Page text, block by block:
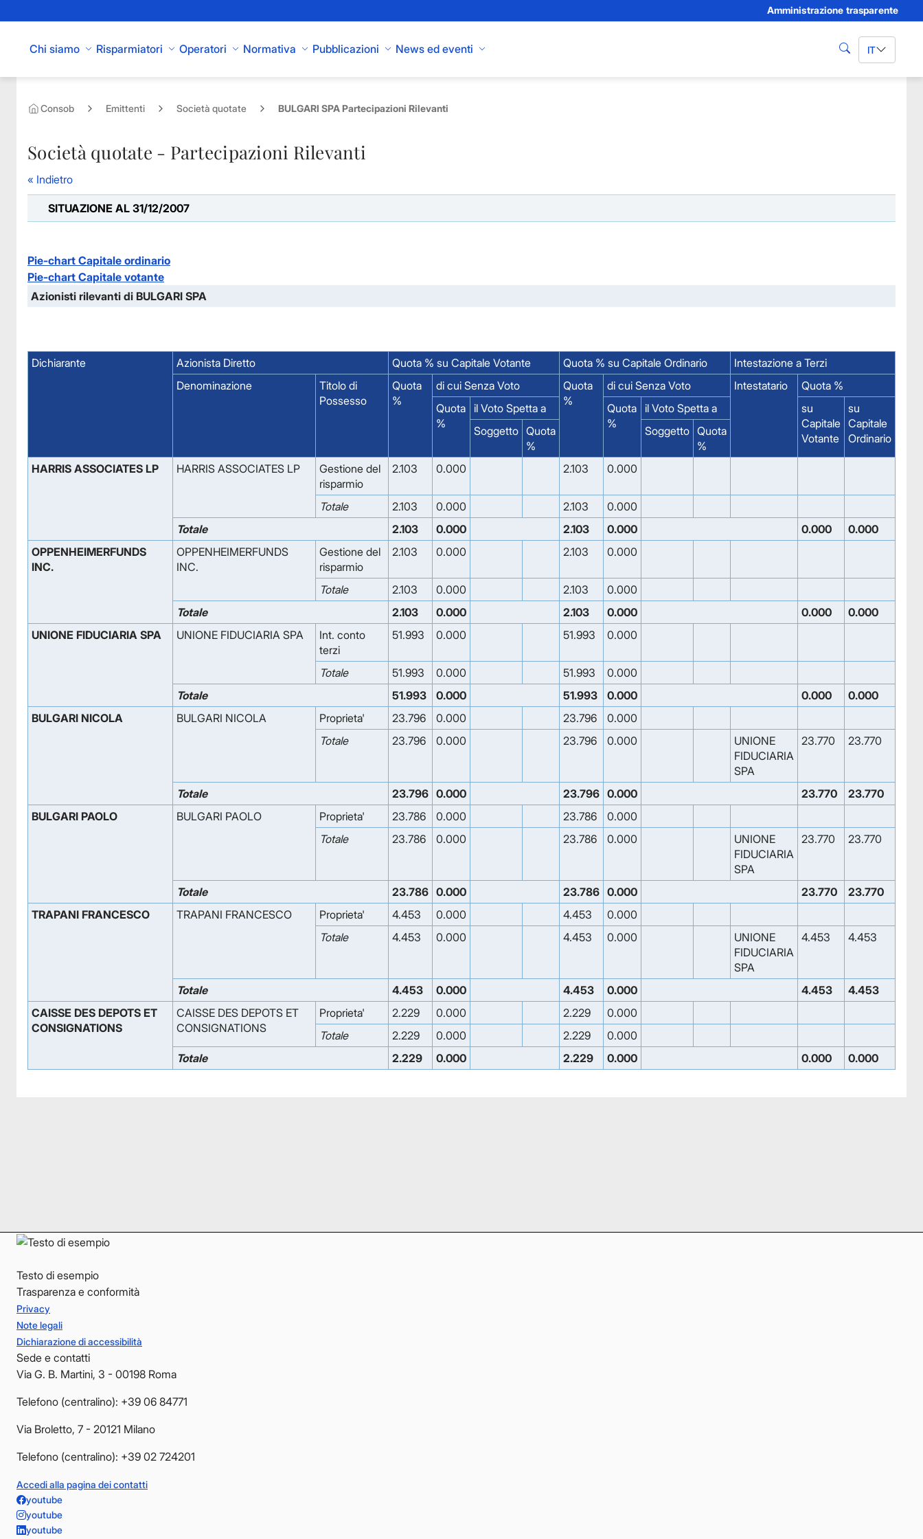
Amministrazione trasparente
Chi siamo Risparmiatori Operatori Normativa Pubblicazioni News ed eventi cerca IT
Consob Emittenti Società quotate BULGARI SPA Partecipazioni Rilevanti
Società quotate - Partecipazioni Rilevanti
« Indietro
SITUAZIONE AL 31/12/2007
Pie-chart Capitale ordinario
Pie-chart Capitale votante
Azionisti rilevanti di BULGARI SPA
Dichiarante Azionista Diretto Quota % su Capitale Votante Quota % su Capitale Ordinario
Intestazione a Terzi
Denominazione
Titolo di
Possesso
Quota
%
di cui Senza Voto
Quota
%
di cui Senza Voto Intestatario
Quota %
Quota
%
il Voto Spetta a
Quota
%
il Voto Spetta a
su
Capitale
Votante
su
Capitale
Ordinario
Soggetto Quota
%
Soggetto Quota
%
HARRIS ASSOCIATES LP
HARRIS ASSOCIATES LP
Gestione del
risparmio
2.103 0.000 2.103 0.000
Totale 2.103 0.000 2.103
0.000
Totale
2.103 0.000 2.103 0.000 0.000
0.000
OPPENHEIMERFUNDS
INC.
OPPENHEIMERFUNDS
INC.
Gestione del
risparmio
2.103 0.000 2.103 0.000
Totale 2.103 0.000 2.103
0.000
Totale
2.103 0.000 2.103 0.000 0.000
0.000
UNIONE FIDUCIARIA SPA
UNIONE FIDUCIARIA SPA
Int. conto
terzi
51.993 0.000 51.993 0.000
Totale 51.993 0.000 51.993
0.000
Totale
51.993 0.000 51.993 0.000 0.000
0.000
BULGARI NICOLA
BULGARI NICOLA Proprieta' 23.796 0.000 23.796
0.000
Totale
23.796 0.000 23.796 0.000
UNIONE
FIDUCIARIA
SPA
23.770 23.770
Totale 23.796 0.000 23.796 0.000 23.770
23.770
BULGARI PAOLO
BULGARI PAOLO Proprieta' 23.786 0.000 23.786
0.000
Totale
23.786 0.000 23.786 0.000
UNIONE
FIDUCIARIA
SPA
23.770 23.770
Totale 23.786 0.000 23.786 0.000 23.770
23.770
TRAPANI FRANCESCO
TRAPANI FRANCESCO Proprieta' 4.453 0.000 4.453
0.000
Totale
4.453 0.000 4.453 0.000
UNIONE
FIDUCIARIA
SPA
4.453 4.453
Totale 4.453 0.000 4.453 0.000 4.453
4.453
CAISSE DES DEPOTS ET
CONSIGNATIONS
CAISSE DES DEPOTS ET
CONSIGNATIONS
Proprieta' 2.229 0.000 2.229
0.000
Totale
2.229 0.000 2.229
0.000
Totale
2.229 0.000 2.229 0.000 0.000 0.000
Testo di esempio
Trasparenza e conformità
Privacy
Note legali
Dichiarazione di accessibilità
Sede e contatti
Via G. B. Martini, 3 - 00198 Roma
Telefono (centralino): +39 06 84771
Via Broletto, 7 - 20121 Milano
Telefono (centralino): +39 02 724201
Accedi alla pagina dei contatti
youtube
youtube
youtube